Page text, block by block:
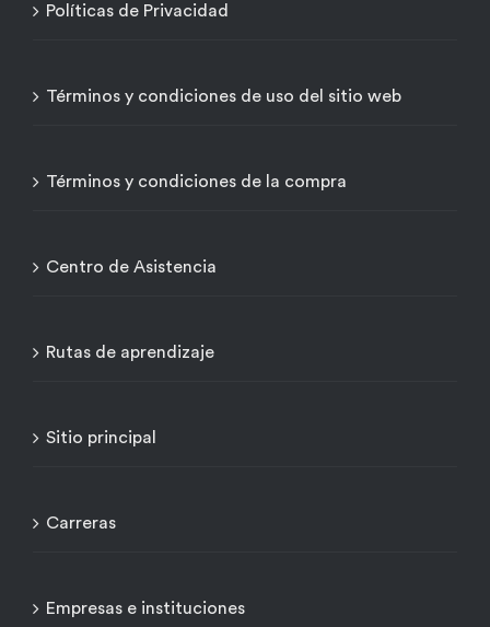
Políticas de Privacidad
Términos y condiciones de uso del sitio web
Términos y condiciones de la compra
Centro de Asistencia
Rutas de aprendizaje
Sitio principal
Carreras
Empresas e instituciones